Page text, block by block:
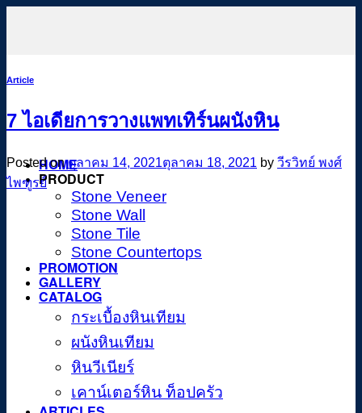
HOME
PRODUCT
Stone Veneer
Stone Wall
Stone Tile
Stone Countertops
PROMOTION
GALLERY
CATALOG
กระเบื้องหินเทียม
ผนังหินเทียม
หินวีเนียร์
เคาน์เตอร์หิน ท็อปครัว
Article
7 ไอเดียการวางแพทเทิร์นผนังหิน
Posted onตุลาคม 14, 2021ตุลาคม 18, 2021 by วีรวิทย์ พงศ์
ไพฑูรย์